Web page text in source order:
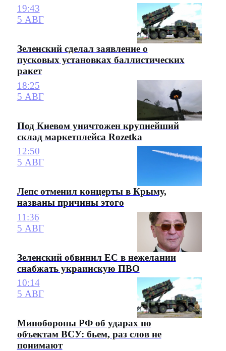
19:43
5 АВГ
Зеленский сделал заявление о
пусковых установках баллистических
ракет
18:25
5 АВГ
Под Киевом уничтожен крупнейший
склад маркетплейса Rozetka
12:50
5 АВГ
Лепс отменил концерты в Крыму,
названы причины этого
11:36
5 АВГ
Зеленский обвинил ЕС в нежелании
снабжать украинскую ПВО
10:14
5 АВГ
Минобороны РФ об ударах по
объектам ВСУ: бьем, раз слов не
понимают